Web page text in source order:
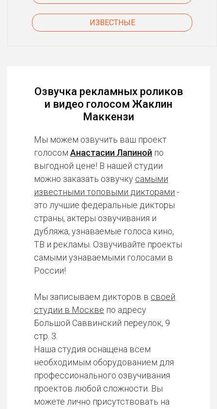
ИЗВЕСТНЫЕ
Озвучка рекламных роликов
и видео голосом Жаклин
Маккензи
Мы можем озвучить ваш проект
голосом Анастасии Лапиной по
выгодной цене! В нашей студии
можно заказать озвучку самыми
известными топовыми дикторами -
это лучшие федеральные дикторы
страны, актеры озвучивания и
дубляжа, узнаваемые голоса кино,
ТВ и рекламы. Озвучивайте проекты
самыми узнаваемыми голосами в
России!
Мы записываем дикторов в своей
студии в Москве по адресу
Большой Саввинский переулок, 9
стр. 3.
Наша студия оснащена всем
необходимым оборудованием для
профессионального озвучивания
проектов любой сложности. Вы
можете лично присутствовать на